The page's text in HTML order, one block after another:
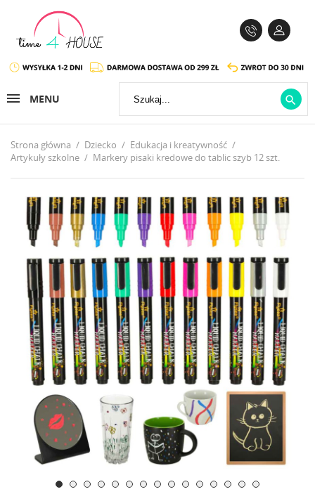
MENU 
Strona główna Dziecko
Edukacja i kreatywność
Artykuły szkolne
Markery pisaki kredowe do tablic szyb 12 szt.